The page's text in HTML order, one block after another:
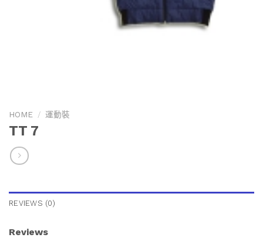
HOME / 運動裝
TT 7
REVIEWS (0)
Reviews